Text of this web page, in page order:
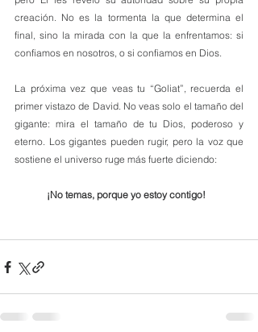
creación. No es la tormenta la que determina el
final, sino la mirada con la que la enfrentamos: si
confiamos en nosotros, o si confiamos en Dios.
La próxima vez que veas tu “Goliat”, recuerda el
primer vistazo de David. No veas solo el tamaño del
gigante: mira el tamaño de tu Dios, poderoso y
eterno. Los gigantes pueden rugir, pero la voz que
sostiene el universo ruge más fuerte diciendo:
¡No temas, porque yo estoy contigo!